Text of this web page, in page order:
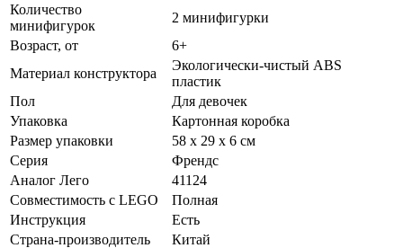
Количество
минифигурок
2 минифигурки
Возраст, от
6+
Материал конструктора
Экологически-чистый ABS
пластик
Пол
Для девочек
Упаковка
Картонная коробка
Размер упаковки
58 х 29 х 6 см
Серия
Френдс
Аналог Лего
41124
Совместимость с LEGO
Полная
Инструкция
Есть
Страна-производитель
Китай